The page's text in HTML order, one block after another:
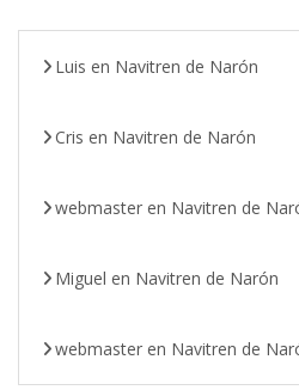
Luis en Navitren de Narón
Cris en Navitren de Narón
webmaster en Navitren de
Miguel en Navitren de Narón
webmaster en Navitren de